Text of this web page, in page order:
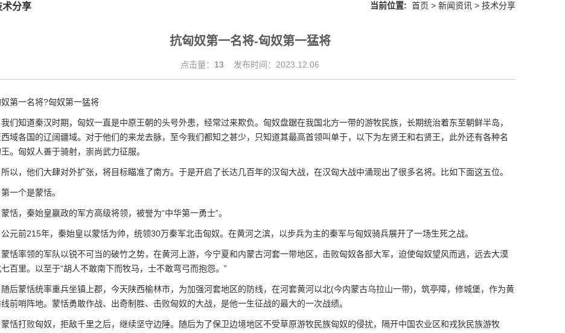
术分享 当前位置: 首页 > 新闻资讯 > 技术分享
抗匈奴第一名将-匈奴第一猛将
点击量： 13 发布时间：2023.12.06
第一名将?匈奴第一猛将
知道秦汉时期，匈奴一直是中原王朝的头号外患，经常过来欺负。匈奴盘踞在我国北方一带的游牧民族，长期统治着东至朝鲜半岛，
域各国的辽阔疆域。对于他们的来龙去脉，至今我们都知之甚少，只知道其最高首领叫单于，以下为左贤王和右贤王，此外还有各种名
王。匈奴人善于骑射，崇尚武力征服。
，他们大肆对外扩张，将目标瞄准了南方。于是开启了长达几百年的汉匈大战，在汉匈大战中涌现出了很多名将。比如下面这五位。
个是蒙恬。
，秦始皇嬴政的军方高级将领，被誉为“中华第一勇士”。
前215年，秦始皇以蒙恬为帅，统领30万秦军北击匈奴。在黄河之滨，以步兵为主的秦军与匈奴骑兵展开了一场生死之战。
率领的军队以锐不可当的破竹之势，在黄河上游，今宁夏和内蒙古河套一带地区，击败匈奴各部大军，迫使匈奴望风而逃，远去大漠
百里。以至于“胡人不敢南下而牧马，士不敢弯弓而抱怨。”
蒙恬统率重兵坐镇上郡，今天陕西榆林市，为加强河套地区的防线，在河套黄河以北(今内蒙古乌拉山一带)，筑亭障，修城堡，作为黄
前哨阵地。蒙恬勇敢作战、出奇制胜、击败匈奴的大战，是他一生征战的最大的一次战绩。
打败匈奴，拒敌千里之后，继续坚守边陲。随后为了保卫边境地区不受草原游牧民族匈奴的侵扰，隔开中国农业区和戎狄民族游牧